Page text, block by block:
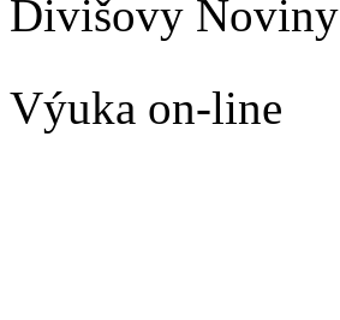
Divišovy Noviny
Výuka on-line